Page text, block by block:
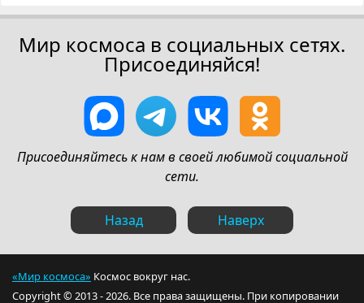
Мир космоса в социальных сетях.
Присоединяйся!
Присоединяйтесь к нам в своей любимой социальной
сети.
Назад Наверх
«Мир космоса» Космос вокруг нас.
Copyright © 2013 - 2026. Все права защищены. При копировании